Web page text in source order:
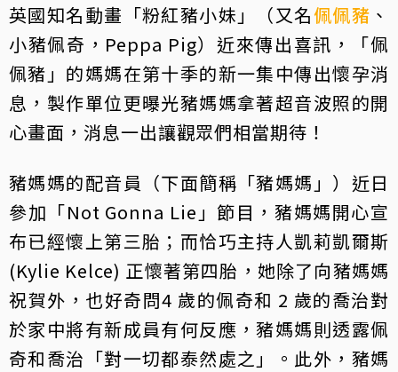
英國知名動畫「粉紅豬小妹」（又名佩佩豬 、
小豬佩奇，Peppa Pig）近來傳出喜訊，「佩
佩豬」的媽媽在第十季的新一集中傳出懷孕消
息，製作單位更曝光豬媽媽拿著超音波照的開
心畫面，消息一出讓觀眾們相當期待！
豬媽媽的配音員（下面簡稱「豬媽媽」）近日
參加「Not Gonna Lie」節目，豬媽媽開心宣
布已經懷上第三胎；而恰巧主持人凱莉凱爾斯
(Kylie Kelce) 正懷著第四胎，她除了向豬媽媽
祝賀外，也好奇問4 歲的佩奇和 2 歲的喬治對
於家中將有新成員有何反應，豬媽媽則透露佩
奇和喬治「對一切都泰然處之」。此外，豬媽